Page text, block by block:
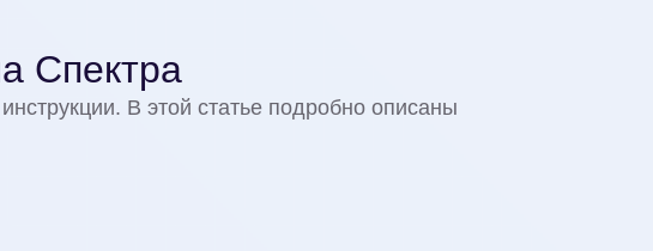
Спектра
В этой статье подробно описаны